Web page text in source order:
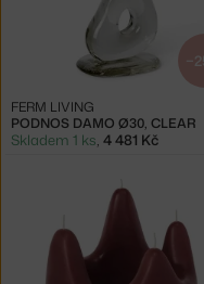
PODNOS DAMO Ø30, CLEAR
FERM LIVING
Skladem 1 ks 4 481 Kč